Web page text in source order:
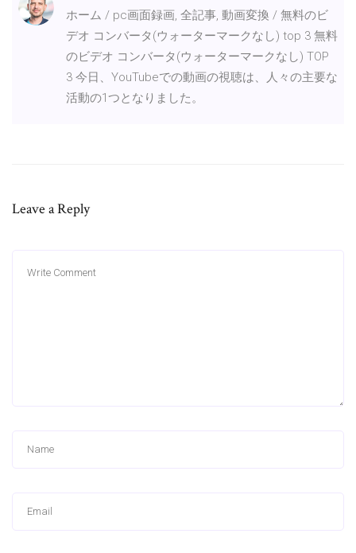
ホーム / pc画面録画, 全記事, 動画変換 / 無料のビ
デオ コンバータ(ウォーターマークなし) top 3 無料
のビデオ コンバータ(ウォーターマークなし) TOP
3 今日、YouTubeでの動画の視聴は、人々の主要な
活動の1つとなりました。
Leave a Reply